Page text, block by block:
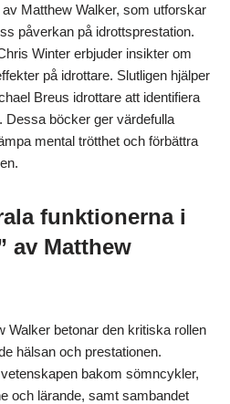
Matthew Walker, som utforskar
påverkan på idrottsprestation.
Winter erbjuder insikter om
på idrottare. Slutligen hjälper
Breus idrottare att identifiera
Dessa böcker ger värdefulla
mental trötthet och förbättra
funktionerna i
av Matthew
Walker betonar den kritiska rollen
hälsan och prestationen.
bakom sömncykler,
och lärande, samt sambandet